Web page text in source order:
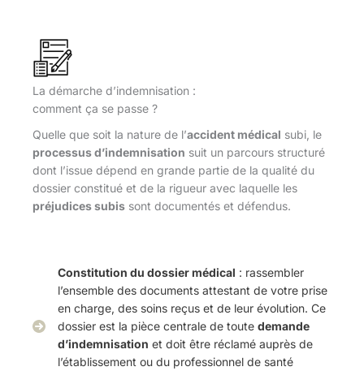
La démarche d’indemnisation :
comment ça se passe ?
Quelle que soit la nature de l’accident médical subi, le
processus d’indemnisation suit un parcours structuré
dont l’issue dépend en grande partie de la qualité du
dossier constitué et de la rigueur avec laquelle les
préjudices subis sont documentés et défendus.
Constitution du dossier médical : rassembler
l’ensemble des documents attestant de votre prise
en charge, des soins reçus et de leur évolution. Ce
dossier est la pièce centrale de toute demande
d’indemnisation et doit être réclamé auprès de
l’établissement ou du professionnel de santé